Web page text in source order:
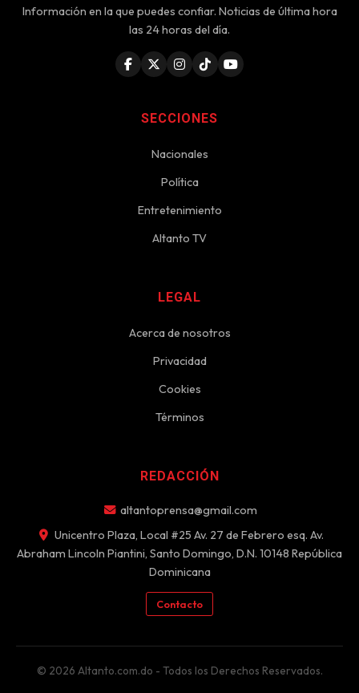
Información en la que puedes confiar. Noticias de última hora
las 24 horas del día.
SECCIONES
Nacionales
Política
Entretenimiento
Altanto TV
LEGAL
Acerca de nosotros
Privacidad
Cookies
Términos
REDACCIÓN
altantoprensa@gmail.com
Unicentro Plaza, Local #25 Av. 27 de Febrero esq. Av.
Abraham Lincoln Piantini, Santo Domingo, D.N. 10148 República
Dominicana
Contacto
© 2026 Altanto.com.do - Todos los Derechos Reservados.